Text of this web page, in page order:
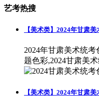
艺考热搜
【美术类】2024年甘肃
2024年甘肃美术统
题色彩,2024甘肃美术
【美术类】2024年甘肃